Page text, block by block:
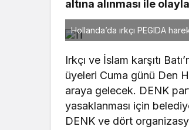
altına alınması ile
Hollanda’da ırkçı PEGIDA
Irkçı ve İslam karşıtı
üyeleri Cuma günü Den
araya gelecek. DENK
yasaklanması için
DENK ve dört